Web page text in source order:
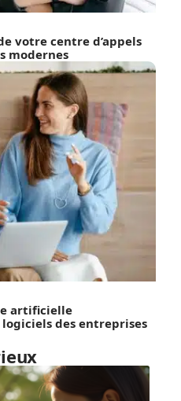
votre centre d’appels
modernes
artificielle
des entreprises